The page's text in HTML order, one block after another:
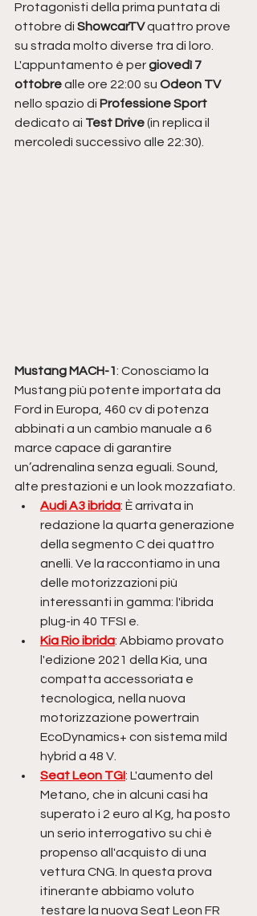
Protagonisti della prima puntata di
ottobre di ShowcarTV quattro prove
su strada molto diverse tra di loro.
L'appuntamento è per giovedì 7
ottobre alle ore 22:00 su Odeon TV
nello spazio di Professione Sport
dedicato ai Test Drive (in replica il
mercoledì successivo alle 22:30).
Mustang MACH-1: Conosciamo la
Mustang più potente importata da
Ford in Europa, 460 cv di potenza
abbinati a un cambio manuale a 6
marce capace di garantire
un’adrenalina senza eguali. Sound,
alte prestazioni e un look mozzafiato.
Audi A3 ibrida: È arrivata in
redazione la quarta generazione
della segmento C dei quattro
anelli. Ve la raccontiamo in una
delle motorizzazioni più
interessanti in gamma: l'ibrida
plug-in 40 TFSI e.
Kia Rio ibrida: Abbiamo provato
l'edizione 2021 della Kia, una
compatta accessoriata e
tecnologica, nella nuova
motorizzazione powertrain
EcoDynamics+ con sistema mild
hybrid a 48 V.
Seat Leon TGI: L'aumento del
Metano, che in alcuni casi ha
superato i 2 euro al Kg, ha posto
un serio interrogativo su chi è
propenso all'acquisto di una
vettura CNG. In questa prova
itinerante abbiamo voluto
testare la nuova Seat Leon FR